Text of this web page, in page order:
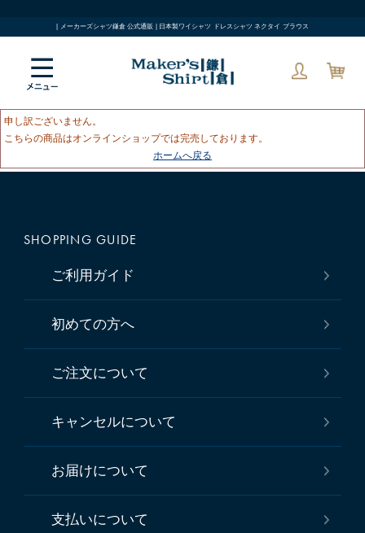
| メーカーズシャツ鎌倉 公式通販 | 日本製ワイシャツ ドレスシャツ ネクタイ ブラウス
申し訳ございません。
こちらの商品はオンラインショップでは完売しております。
ホームへ戻る
SHOPPING GUIDE
ご利用ガイド
初めての方へ
ご注文について
キャンセルについて
お届けについて
支払いについて